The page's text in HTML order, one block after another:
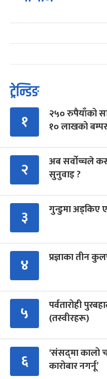
ट्रेन्डिङ
१
२५० रुपैयाँको
१० लाखको
२
अब सर्वोच्चले
सुनुवाइ ?
३ गुन्डुमा अड्किए
४ प्रज्ञाका तीन
५
पर्वतारोही
(तस्वीरहरू)
६
‘संसद्‍मा कालो
कारोबार नगर्नू’